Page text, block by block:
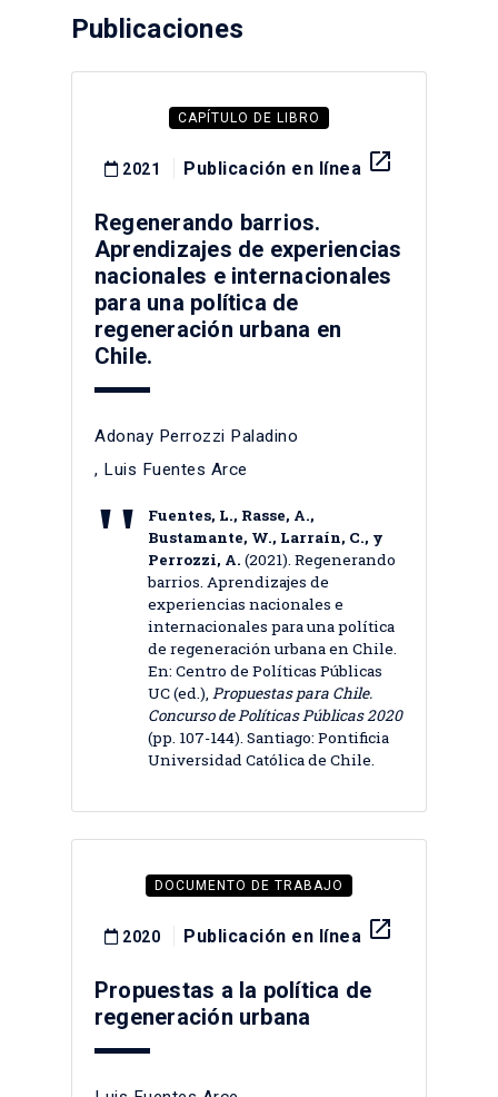
Publicaciones
CAPÍTULO DE LIBRO
2021 Publicación en línea launch
Regenerando barrios.
Aprendizajes de experiencias
nacionales e internacionales
para una política de
regeneración urbana en
Chile.
Adonay Perrozzi Paladino
, Luis Fuentes Arce
Fuentes, L., Rasse, A.,
Bustamante, W., Larraín, C., y
Perrozzi, A. (2021). Regenerando
barrios. Aprendizajes de
experiencias nacionales e
internacionales para una política
de regeneración urbana en Chile.
En: Centro de Políticas Públicas
UC (ed.), Propuestas para Chile.
Concurso de Políticas Públicas 2020
(pp. 107-144). Santiago: Pontificia
Universidad Católica de Chile.
DOCUMENTO DE TRABAJO
2020 Publicación en línea launch
Propuestas a la política de
regeneración urbana